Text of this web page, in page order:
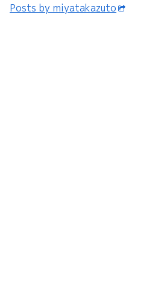
Posts by miyatakazuto